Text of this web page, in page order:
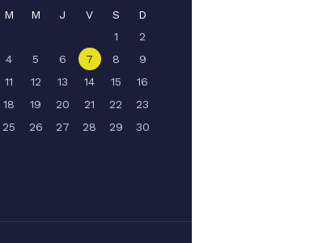
M M J V S
D
1
2
4 5 6 7 8
9
11 12 13 14 15
16
18 19 20 21 22
23
25 26 27 28 29
30